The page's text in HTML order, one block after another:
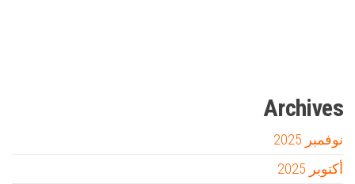
Archives
نوفمبر 2025
أكتوبر 2025